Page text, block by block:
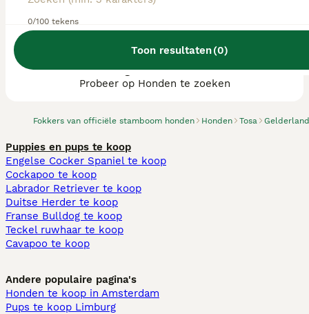
0/100 tekens
Toon resultaten(0)
Fokkers van officiële stamboom honden Honden Tosa Gelderland
We hebben 0 Tosa fokkers, Eibergen
gevonden.
Probeer op Honden te zoeken
Puppies en pups te koop
Engelse Cocker Spaniel te koop
Cockapoo te koop
Labrador Retriever te koop
Duitse Herder te koop
Franse Bulldog te koop
Teckel ruwhaar te koop
Cavapoo te koop
Andere populaire pagina's
Honden te koop in Amsterdam
Pups te koop Limburg​